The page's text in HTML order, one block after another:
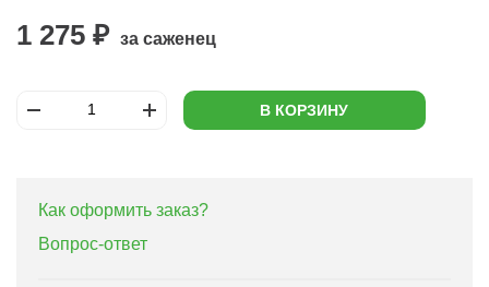
1 275 ₽ за саженец
В КОРЗИНУ
Как оформить заказ?
Вопрос-ответ